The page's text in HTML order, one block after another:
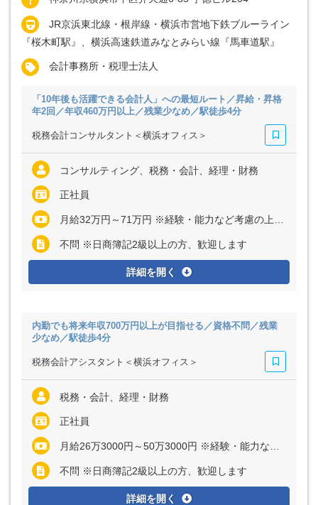
JR京浜東北線・根岸線・横浜市営地下鉄ブルーライン
『桜木町駅』、横浜高速鉄道みなとみらい線『馬車道駅』
会計事務所・税理士法人
「10年後も活躍できる会計人」への最短ルート／昇給・昇格
年2回／年収460万円以上／残業少なめ／駅徒歩4分
税務会計コンサルタント＜横浜オフィス＞
コンサルティング、税務・会計、経理・財務
正社員
月給32万円～71万円 ※経験・能力など考慮の上、決定いたします ※上記に固定残業代（月30時間分＝6万円～13万4000円）を含む ※超過分は別途全額支給
不問 ※日商簿記2級以上の方、歓迎します
詳細を開く
内勤でも将来年収700万円以上が目指せる／資格不問／残業
少なめ／駅徒歩4分
税務会計アシスタント＜横浜オフィス＞
税務・会計、経理・財務
正社員
月給26万3000円～50万3000円 ※経験・能力など考慮の上、決定いたします ※上記に固定残業代（月30時間分＝4万9000円～9万5000円）を含む ※超過分は別途全額支給
不問 ※日商簿記2級以上の方、歓迎します
詳細を開く